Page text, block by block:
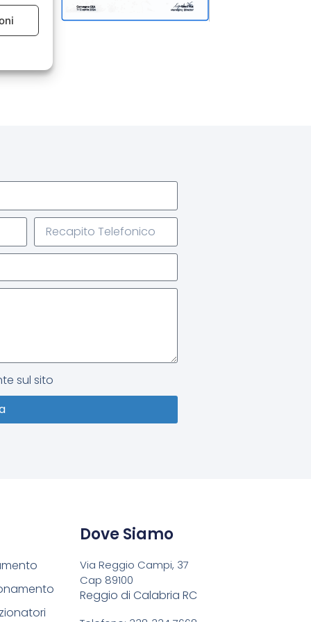
lasciata all interno del mio
sul sito
Dove Siamo
Via Reggio Campi, 37
Cap 89100
Reggio di Calabria RC